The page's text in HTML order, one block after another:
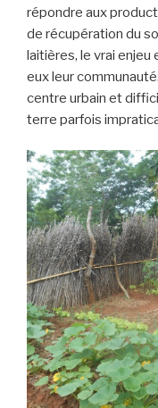
répondre aux
de récupération du
laitières, le vrai
eux leur
centre urbain et
terre parfois